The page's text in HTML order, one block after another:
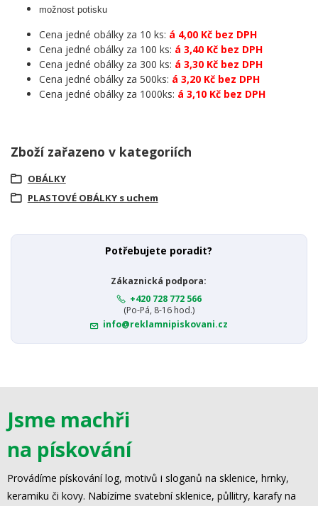
možnost potisku
Cena jedné obálky za 10 ks: á 4,00 Kč bez DPH
Cena jedné obálky za 100 ks: á 3,40 Kč bez DPH
Cena jedné obálky za 300 ks: á 3,30 Kč bez DPH
Cena jedné obálky za 500ks: á 3,20 Kč bez DPH
Cena jedné obálky za 1000ks: á 3,10 Kč bez DPH
Zboží zařazeno v kategoriích
OBÁLKY
PLASTOVÉ OBÁLKY s uchem
Potřebujete poradit?
Zákaznická podpora:
+420 728 772 566
(Po-Pá, 8-16 hod.)
info@reklamnipiskovani.cz
Jsme machři
na pískování
Provádíme pískování log, motivů i sloganů na sklenice, hrnky,
keramiku či kovy. Nabízíme svatební sklenice, půllitry, karafy na